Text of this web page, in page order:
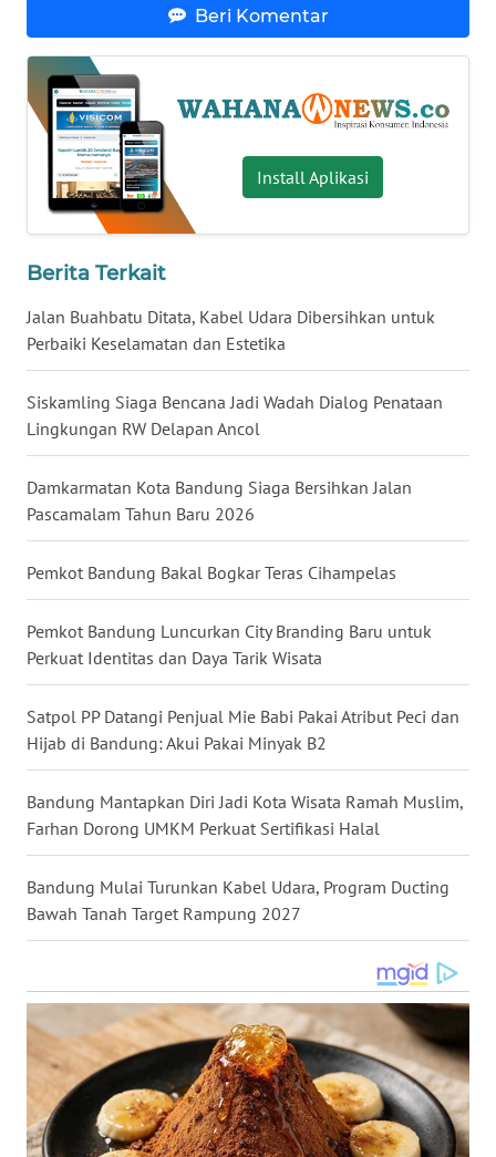
Beri Komentar
Install Aplikasi
Berita Terkait
Jalan Buahbatu Ditata, Kabel Udara Dibersihkan untuk
Perbaiki Keselamatan dan Estetika
Siskamling Siaga Bencana Jadi Wadah Dialog Penataan
Lingkungan RW Delapan Ancol
Damkarmatan Kota Bandung Siaga Bersihkan Jalan
Pascamalam Tahun Baru 2026
Pemkot Bandung Bakal Bogkar Teras Cihampelas
Pemkot Bandung Luncurkan City Branding Baru untuk
Perkuat Identitas dan Daya Tarik Wisata
Satpol PP Datangi Penjual Mie Babi Pakai Atribut Peci dan
Hijab di Bandung: Akui Pakai Minyak B2
Bandung Mantapkan Diri Jadi Kota Wisata Ramah Muslim,
Farhan Dorong UMKM Perkuat Sertifikasi Halal
Bandung Mulai Turunkan Kabel Udara, Program Ducting
Bawah Tanah Target Rampung 2027
BABEL
WN
SUMBAR
WN
SUMSEL
WN
WN
WN
NUSANTARA
WN
JOGJA
WN
JATIM
WN
BALI
WN
KALTARA
WN
KALSEL